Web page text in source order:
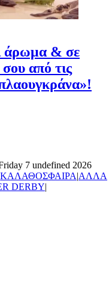
άρωμα & σε
σου από τις
7 undefined 2026
ΚΑΛΑΘΟΣΦΑΙΡΑ|ΑΛΛΑ
DERBY|